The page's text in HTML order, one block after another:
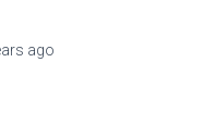
ago